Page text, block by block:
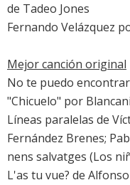
de Tadeo Jones
Fernando Velázquez
Mejor canción original
No te puedo
"Chicuelo" por
Líneas paralelas de
Fernández Brenes;
nens salvatges (Los
L'as tu vue? de